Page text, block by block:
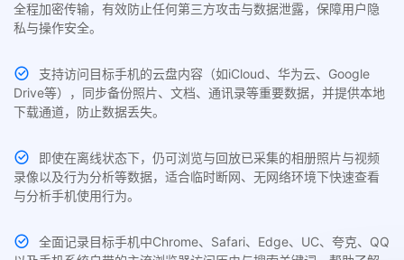
全程加密传输，有效防止任何第三方攻击与数据泄露，保障用户隐
私与操作安全。
支持访问目标手机的云盘内容（如iCloud、华为云、Google
Drive等），同步备份照片、文档、通讯录等重要数据，并提供本地
下载通道，防止数据丢失。
即使在离线状态下，仍可浏览与回放已采集的相册照片与视频
录像以及行为分析等数据，适合临时断网、无网络环境下快速查看
与分析手机使用行为。
全面记录目标手机中Chrome、Safari、Edge、UC、夸克、QQ